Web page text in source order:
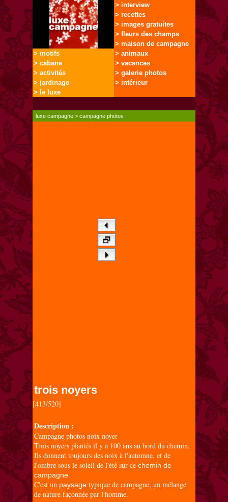
> interview
> recettes
> images gratuites
> fleurs des champs
> maison de campagne
> motifs
> cabane
> activités
> jardinage
> le luxe
> animaux
> vacances
> galerie photos
> intérieur
luxe campagne >campagne photos
trois noyers
[413/520]
Description :
Campagne photos noix noyer
Trois noyers plantés il y a 100 ans au bord du chemin.
Ils donnent toujours des noix à l'automne, et de
l'ombre sous le soleil de l'été sur cechemin de
campagne.
C'est un paysage typique de campagne, un mélange
de nature façonnée par l'homme.